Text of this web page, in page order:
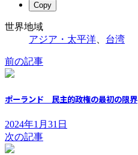
Copy
世界地域
アジア・太平洋
台湾
前の記事
ポーランド 民主的政権の最初の限界
2024年1月31日
次の記事